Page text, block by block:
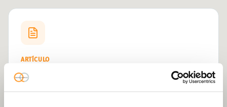
ARTÍCULO
Nota técnica regulatoria 3